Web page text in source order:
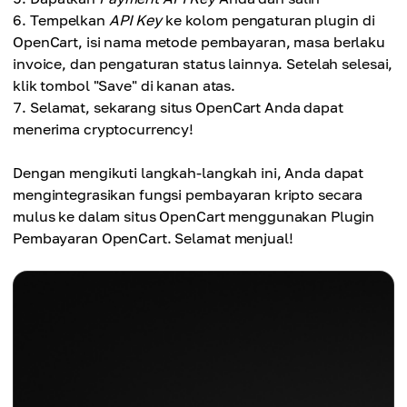
Tempelkan API Keyke kolom pengaturan plugin di
OpenCart, isi nama metode pembayaran, masa berlaku
invoice, dan pengaturan status lainnya. Setelah selesai,
klik tombol "Save" di kanan atas.
Selamat, sekarang situs OpenCart Anda dapat
menerima cryptocurrency!
Dengan mengikuti langkah-langkah ini, Anda dapat
mengintegrasikan fungsi pembayaran kripto secara
mulus ke dalam situs OpenCart menggunakan Plugin
Pembayaran OpenCart. Selamat menjual!